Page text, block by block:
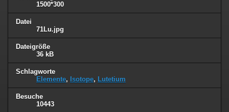
1500*300
Datei
71Lu.jpg
Dateigröße
36 kB
Schlagworte
Elemente, Isotope, Lutetium
Besuche
10443